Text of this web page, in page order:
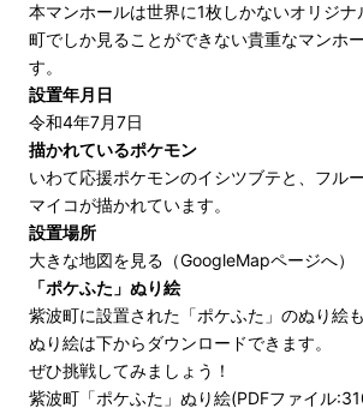
本マンホールは世界に1枚しかないオリジ
町でしか見ることができない貴重なマンホ
す。
設置年月日
令和4年7月7日
描かれているポケモン
いわて応援ポケモンのイシツブテと、フル
マイコが描かれています。
設置場所
大きな地図を見る（GoogleMapページへ）
「ポケふた」ぬり絵
紫波町に設置された「ポケふた」のぬり絵
ぬり絵は下からダウンロードできます。
ぜひ挑戦してみましょう！
紫波町「ポケふた」ぬり絵(PDFファイル